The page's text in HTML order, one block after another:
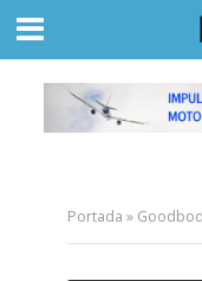
Portada »